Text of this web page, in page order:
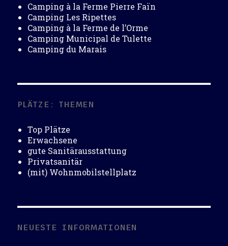
Camping à la Ferme Pierre Faïn
Camping Les Ripettes
Camping à la Ferme de l’Orme
Camping Municipal de Tulette
Camping du Marais
PLÄTZE: THEMEN
Top Plätze
Erwachsene
gute Sanitärausstattung
Privatsanitär
(mit) Wohnmobilstellplatz
NEUESTE INFORMATIONEN